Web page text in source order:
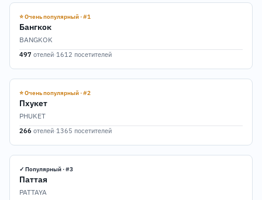
⭐ Очень популярный · #1
Бангкок
BANGKOK
497 отелей·1612 посетителей
⭐ Очень популярный · #2
Пхукет
PHUKET
266 отелей·1365 посетителей
✓ Популярный · #3
Паттая
PATTAYA